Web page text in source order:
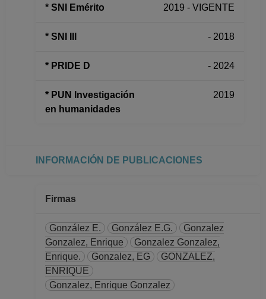
Educación
(fecha inicial de
hasta 30-09-2024
* SNI Emérito 2019 - VIGENTE
* SNI III - 2018
* PRIDE D - 2024
* PUN Investigación
en humanidades
2019
INFORMACIÓN DE PUBLICACIONES
Firmas
González E. González E.G.
Gonzalez
Gonzalez, Enrique
Gonzalez Gonzalez,
Enrique.
Gonzalez, EG
GONZALEZ,
ENRIQUE
Gonzalez, Enrique Gonzalez